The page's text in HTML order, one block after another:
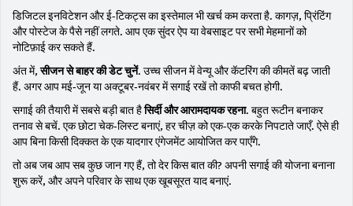
डिजिटल इनविटेशन और ई-टिकट्स का इस्तेमाल भी खर्च कम करता है. कागज़, प्रिंटिंग
और पोस्टेज के पैसे नहीं लगते. आप एक सुंदर ऐप या वेबसाइट पर सभी मेहमानों को
नोटिफ़ाई कर सकते हैं.
अंत में,सीजन से बाहर की डेट चुनें. उच्च सीजन में वेन्यू और कॅटरिंग की कीमतें बढ़ जाती
हैं. अगर आप मई‑जून या अक्टूबर‑नवंबर में सगाई रखें तो काफी बचत होगी.
सगाई की तैयारी में सबसे बड़ी बात हैसिर्दी और आरामदायक रहना. बहुत रूटीन बनाकर
तनाव से बचें. एक छोटा चेक‑लिस्ट बनाएं, हर चीज़ को एक-एक करके निपटाते जाएँ. ऐसे ही
आप बिना किसी दिक्कत के एक यादगार एंगेजमेंट आयोजित कर पाएँगे.
तो अब जब आप सब कुछ जान गए हैं, तो देर किस बात की? अपनी सगाई की योजना बनाना
शुरू करें, और अपने परिवार के साथ एक खूबसूरत याद बनाएं.